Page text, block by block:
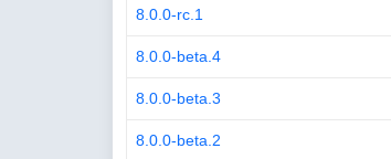
8.0.0-rc.1
8.0.0-beta.4
8.0.0-beta.3
8.0.0-beta.2